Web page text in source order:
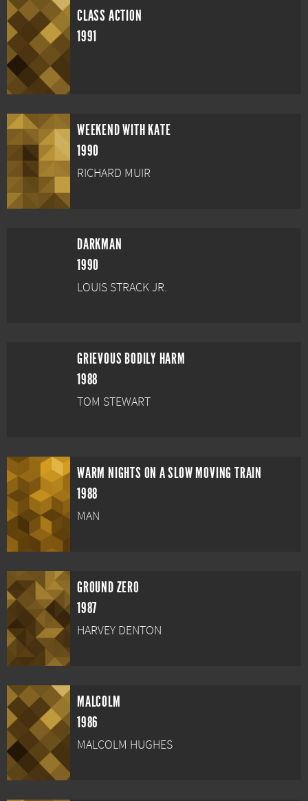
CLASS ACTION
1991
WEEKEND WITH KATE
1990
RICHARD MUIR
DARKMAN
1990
LOUIS STRACK JR.
GRIEVOUS BODILY HARM
1988
TOM STEWART
WARM NIGHTS ON A SLOW MOVING TRAIN
1988
MAN
GROUND ZERO
1987
HARVEY DENTON
MALCOLM
1986
MALCOLM HUGHES